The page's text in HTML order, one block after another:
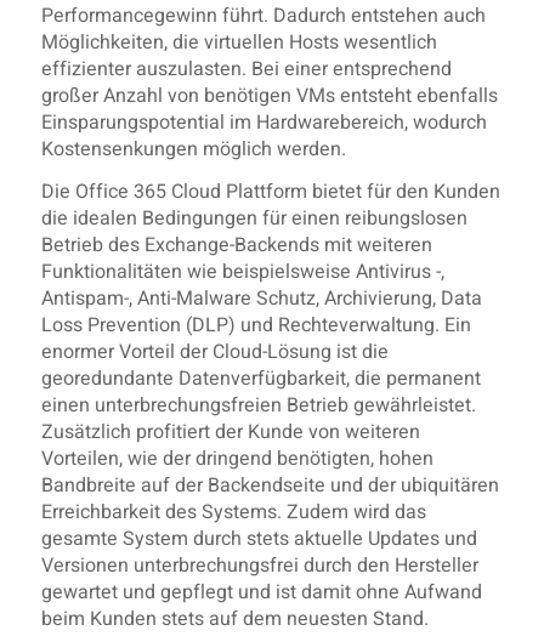
Performancegewinn führt. Dadurch entstehen auch
Möglichkeiten, die virtuellen Hosts wesentlich
effizienter auszulasten. Bei einer entsprechend
großer Anzahl von benötigen VMs entsteht ebenfalls
Einsparungspotential im Hardwarebereich, wodurch
Kostensenkungen möglich werden.
Die Office 365 Cloud Plattform bietet für den Kunden
die idealen Bedingungen für einen reibungslosen
Betrieb des Exchange-Backends mit weiteren
Funktionalitäten wie beispielsweise Antivirus -,
Antispam-, Anti-Malware Schutz, Archivierung, Data
Loss Prevention (DLP) und Rechteverwaltung. Ein
enormer Vorteil der Cloud-Lösung ist die
georedundante Datenverfügbarkeit, die permanent
einen unterbrechungsfreien Betrieb gewährleistet.
Zusätzlich profitiert der Kunde von weiteren
Vorteilen, wie der dringend benötigten, hohen
Bandbreite auf der Backendseite und der ubiquitären
Erreichbarkeit des Systems. Zudem wird das
gesamte System durch stets aktuelle Updates und
Versionen unterbrechungsfrei durch den Hersteller
gewartet und gepflegt und ist damit ohne Aufwand
beim Kunden stets auf dem neuesten Stand.